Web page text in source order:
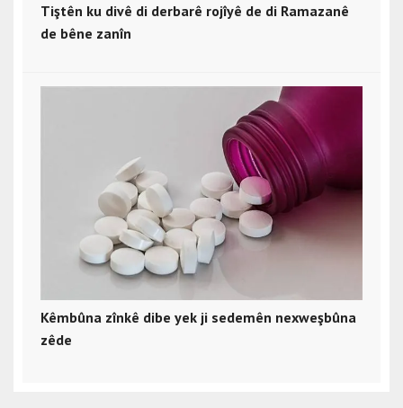
Tiştên ku divê di derbarê rojîyê de di Ramazanê
de bêne zanîn
Kêmbûna zînkê dibe yek ji sedemên nexweşbûna
zêde